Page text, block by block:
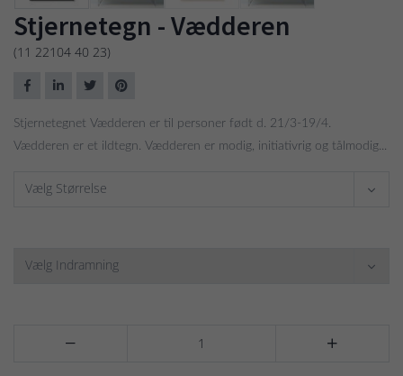
Stjernetegn - Vædderen
(11 22104 40 23)
Stjernetegnet Vædderen er til personer født d. 21/3-19/4.
Vædderen er et ildtegn. Vædderen er modig, initiativrig og tålmodig...
Vælg Størrelse
Vælg Indramning
 